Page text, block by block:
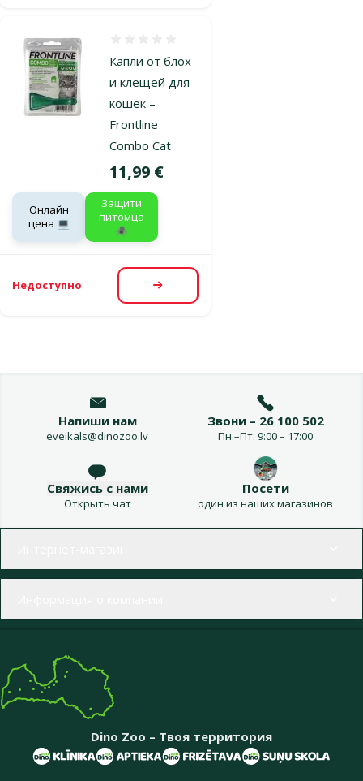
Капли от блох
и клещей для
кошек –
Frontline
Combo Cat
Цена
11,99 €
Онлайн
цена 💻
Защити
питомца
🕷️
Недоступно Посмотреть
Напиши нам
eveikals@dinozoo.lv
Звони – 26 100 502
Пн.–Пт. 9:00 – 17:00
Свяжись с нами
Открыть чат
Посети
один из наших магазинов
Dino Zoo – Твоя территория